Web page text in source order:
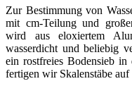
Zur Bestimmung von
mit cm-Teilung und
wird aus eloxiertem
wasserdicht und beliebig
ein rostfreies Bodensieb
fertigen wir Skalenstäbe